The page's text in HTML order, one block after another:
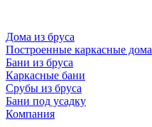
Дома из бруса
Построенные каркасные дома
Бани из бруса
Каркасные бани
Срубы из бруса
Бани под усадку
Компания